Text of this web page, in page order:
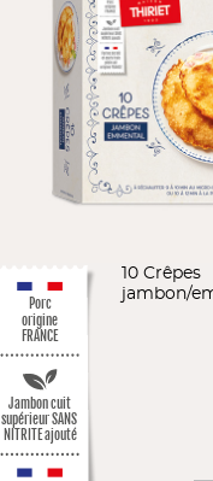
Porc
origine
FRANCE
Jambon cuit
supérieur SANS
NITRITE ajouté
10 Crêpes
jambon/